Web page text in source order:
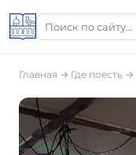
Главная → Где поесть →